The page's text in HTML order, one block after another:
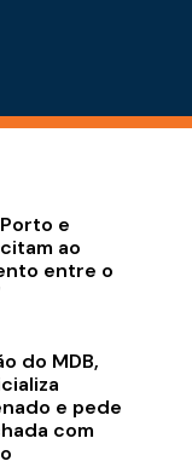
e
ao
entre o
do MDB,
e pede
com